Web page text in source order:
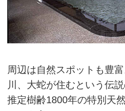
周辺は自然スポットも豊
川、大蛇が住むという伝
推定樹齢1800年の特別天